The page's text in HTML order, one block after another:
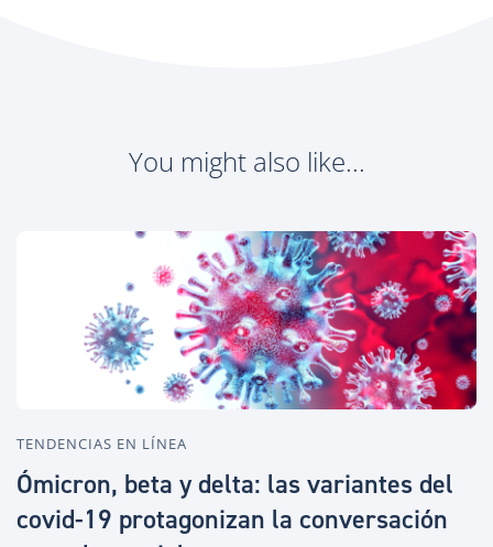
You might also like...
TENDENCIAS EN LÍNEA
Ómicron, beta y delta: las variantes del
covid-19 protagonizan la conversación